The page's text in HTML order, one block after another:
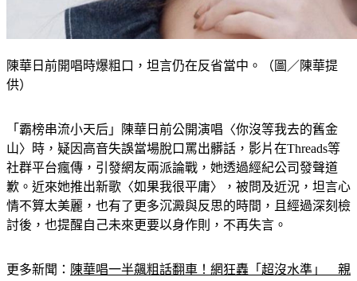
陳華日前開唱時爆粗口，坦言仍在反省當中。（圖／陳華提
供）
「霸榜串流小天后」陳華日前公開演唱〈你沒等我去的舊金
山〉時，疑因高音失誤當場脫口罵出髒話，影片在Threads等
社群平台瘋傳，引發網友兩派論戰，她透過經紀公司發聲道
歉。近來她推出新歌〈如果我很平庸〉，被問及近況，坦言心
情不算太美麗，也有了更多沉澱與反思的時間，且經過深刻檢
討後，也提醒自己未來更要以身作則，不再失言。
更多新聞： 陳華唱一半飆粗話翻車！網狂轟「超沒水準」　親